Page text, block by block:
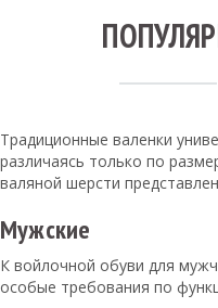
Традиционные валенки
различаясь только по
валяной шерсти
Мужские
К войлочной обуви для
особые требования по